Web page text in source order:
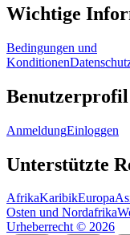
Wichtige
Bedingungen und
Konditionen
Benutzerprofil
AnmeldungEinloggen
Unterstützte
AfrikaKaribikEuropa
Osten und Nordafrika
Urheberrecht© 2026